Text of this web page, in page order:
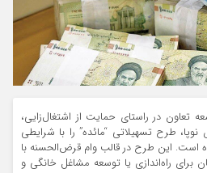
تعاون در راستای حمایت از اشتغال‌زایی،
طرح تسهیلاتی “مائده” را با شرایطی
است. این طرح در قالب وام قرض‌الحسنه با
برای راه‌اندازی یا توسعه مشاغل خانگی و